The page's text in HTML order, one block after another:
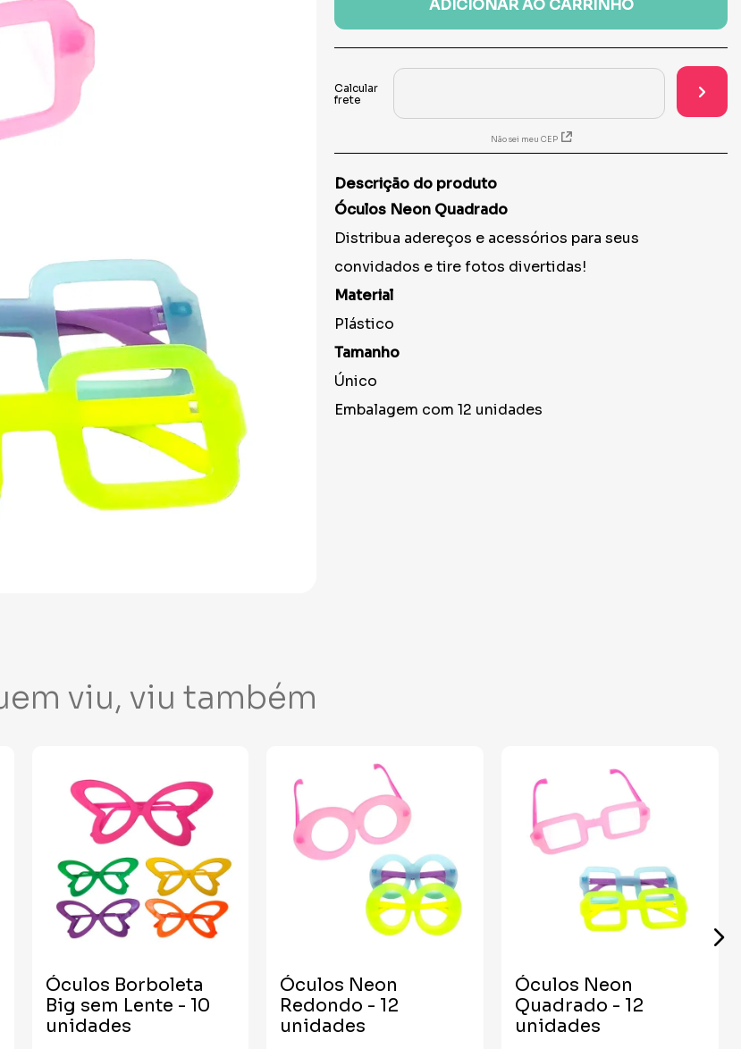
toalha
ADICIONAR AO CARRINHO
Não sei meu CEP
Descrição do produto
Óculos Neon Quadrado
Distribua adereços e acessórios para seus
convidados e tire fotos divertidas!
Material
Plástico
Tamanho
Único
Embalagem com 12 unidades
viu, viu também
Óculos Borboleta
Big sem Lente - 10
unidades
Óculos Neon
Redondo - 12
unidades
Óculos Neon
Quadrado - 12
unidades